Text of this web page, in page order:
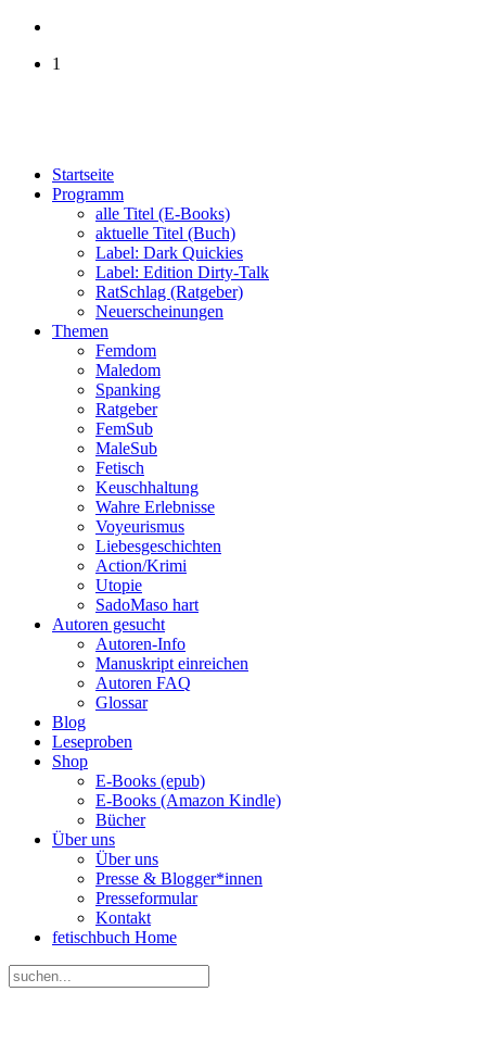
1
Startseite
Programm
alle Titel (E-Books)
aktuelle Titel (Buch)
Label: Dark Quickies
Label: Edition Dirty-Talk
RatSchlag (Ratgeber)
Neuerscheinungen
Themen
Femdom
Maledom
Spanking
Ratgeber
FemSub
MaleSub
Fetisch
Keuschhaltung
Wahre Erlebnisse
Voyeurismus
Liebesgeschichten
Action/Krimi
Utopie
SadoMaso hart
Autoren gesucht
Autoren-Info
Manuskript einreichen
Autoren FAQ
Glossar
Blog
Leseproben
Shop
E-Books (epub)
E-Books (Amazon Kindle)
Bücher
Über uns
Über uns
Presse & Blogger*innen
Presseformular
Kontakt
fetischbuch Home